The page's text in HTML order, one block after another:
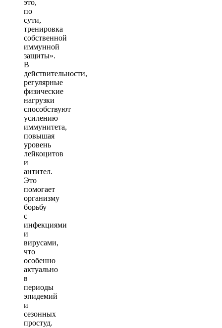
это,
по
сути,
тренировка
собственной
иммунной
защиты».
В
действительности,
регулярные
физические
нагрузки
способствуют
усилению
иммунитета,
повышая
уровень
лейкоцитов
и
антител.
Это
помогает
организму
борьбу
с
инфекциями
и
вирусами,
что
особенно
актуально
в
периоды
эпидемий
и
сезонных
простуд.